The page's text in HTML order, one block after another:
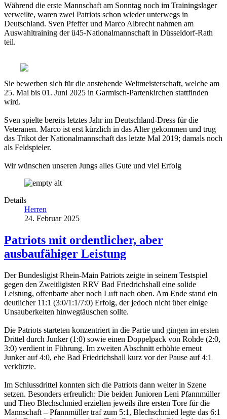
Während die erste Mannschaft am Sonntag noch im Trainingslager
verweilte, waren zwei Patriots schon wieder unterwegs in
Deutschland. Sven Pfeffer und Marco Albrecht nahmen am
Auswahltraining der ü45-Nationalmannschaft in Düsseldorf-Rath
teil.
Sie bewerben sich für die anstehende Weltmeisterschaft, welche am
25. Mai bis 01. Juni 2025 in Garmisch-Partenkirchen stattfinden
wird.
Sven spielte bereits letztes Jahr im Deutschland-Dress für die
Veteranen. Marco ist erst kürzlich in das Alter gekommen und trug
das Trikot der Nationalmannschaft das letzte Mal 2019; damals noch
als Feldspieler.
Wir wünschen unseren Jungs alles Gute und viel Erfolg
Details
Herren
24. Februar 2025
Patriots mit ordentlicher, aber
ausbaufähiger Leistung
Der Bundesligist Rhein-Main Patriots zeigte in seinem Testspiel
gegen den Zweitligisten RRV Bad Friedrichshall eine solide
Leistung, offenbarte aber noch Luft nach oben. Am Ende stand ein
deutlicher 11:1 (3:0/1:1/7:0) Erfolg, der jedoch nicht über einige
Unsauberkeiten hinwegtäuschen sollte.
Die Patriots starteten konzentriert in die Partie und gingen im ersten
Drittel durch Junker (1:0) sowie einen Doppelpack von Rohde (2:0,
3:0) verdient in Führung. Im zweiten Abschnitt erhöhte erneut
Junker auf 4:0, ehe Bad Friedrichshall kurz vor der Pause auf 4:1
verkürzte.
Im Schlussdrittel konnten sich die Patriots dann weiter in Szene
setzen. Besonders erfreulich: Die beiden Junioren Leni Pfannmüller
und Theo Blechschmied erzielten jeweils ihre ersten Tore für die
Mannschaft – Pfannmüller traf zum 5:1, Blechschmied legte das 6:1